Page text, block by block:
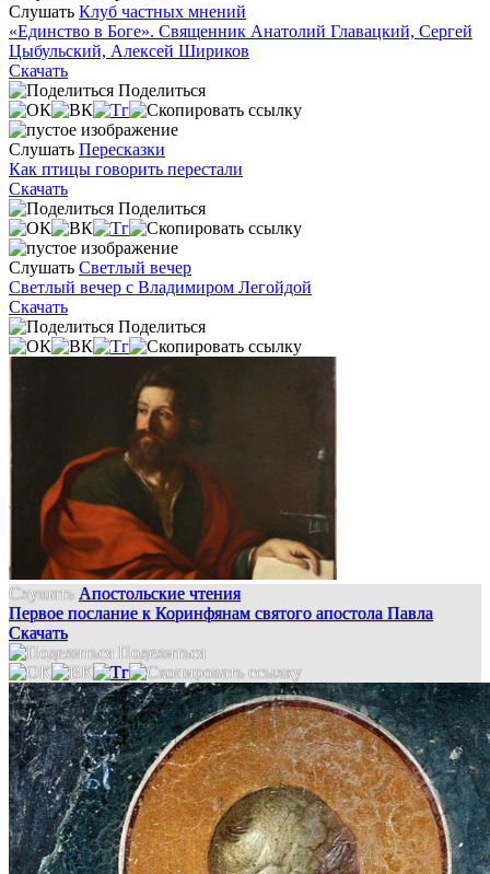
Слушать Клуб частных мнений
«Единство в Боге». Священник Анатолий Главацкий, Сергей
Цыбульский, Алексей Шириков
Скачать
Поделиться
Слушать Пересказки
Как птицы говорить перестали
Скачать
Поделиться
Слушать Светлый вечер
Светлый вечер с Владимиром Легойдой
Скачать
Поделиться
Слушать Апостольские чтения
Первое послание к Коринфянам святого апостола Павла
Скачать
Поделиться